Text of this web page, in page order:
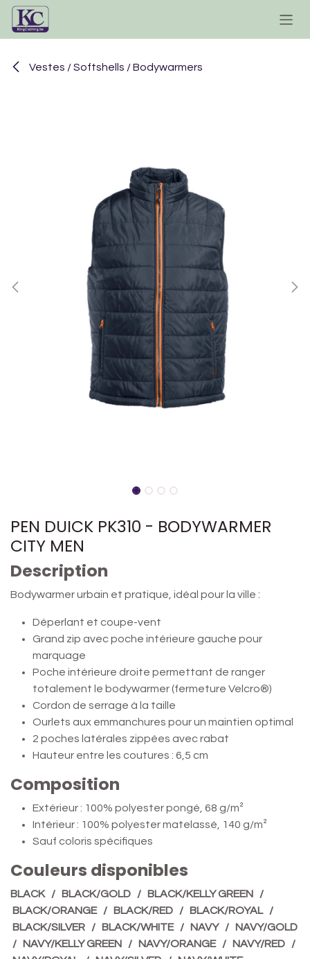
Se rendre au contenu
Vestes / Softshells / Bodywarmers
PEN DUICK PK310 - BODYWARMER
CITY MEN
Description
Bodywarmer urbain et pratique, idéal pour la ville :
Déperlant et coupe-vent
Grand zip avec poche intérieure gauche pour
marquage
Poche intérieure droite permettant de ranger
totalement le bodywarmer (fermeture Velcro®)
Cordon de serrage à la taille
Ourlets aux emmanchures pour un maintien optimal
2 poches latérales zippées avec rabat
Hauteur entre les coutures : 6,5 cm
Composition
Extérieur : 100% polyester pongé, 68 g/m²
Intérieur : 100% polyester matelassé, 140 g/m²
Sauf coloris spécifiques
Couleurs disponibles
BLACK / BLACK/GOLD / BLACK/KELLY GREEN /
BLACK/ORANGE / BLACK/RED / BLACK/ROYAL /
BLACK/SILVER / BLACK/WHITE / NAVY / NAVY/GOLD
/ NAVY/KELLY GREEN / NAVY/ORANGE / NAVY/RED /